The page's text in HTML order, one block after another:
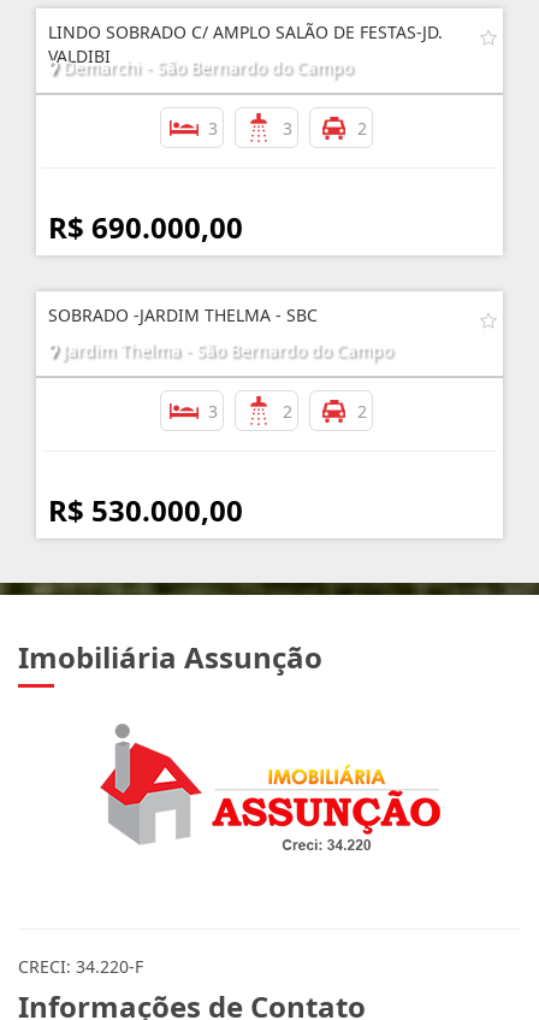
LINDO SOBRADO C/ AMPLO SALÃO DE FESTAS-JD.
VALDIBI
Demarchi - São Bernardo do Campo
3 3 2
R$ 690.000,00
SOBRADO -JARDIM THELMA - SBC
Jardim Thelma - São Bernardo do Campo
3 2 2
R$ 530.000,00
Imobiliária Assunção
CRECI: 34.220-F
Informações de Contato